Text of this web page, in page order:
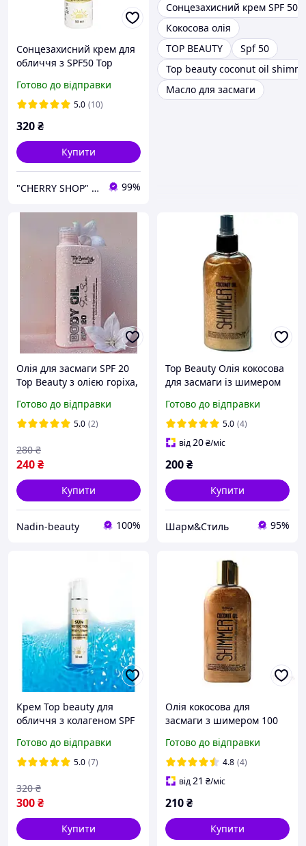
Сонцезахисний крем для
обличчя з SPF50 Top
Готово до відправки
5.0 (10)
320₴
Купити
"CHERRY SHOP" Косметика, жіночий одяг та аксесуари 99%
Сонцезахисний крем SPF 50
Кокосова олія
TOP BEAUTY
Spf 50
Top beauty coconut oil
Масло для засмаги
Олія для засмаги SPF 20
Top Beauty з олією горіха,
Готово до відправки
5.0 (2)
240₴
280 ₴
Купити
Nadin-beauty 100%
Top Beauty Олія кокосова
для засмаги із шимером
SPF15 (100ml)
Готово до відправки
5.0 (4)
від20₴/міс
200₴
Купити
Шарм&Стиль 95%
Крем Top beauty для
обличчя з колагеном SPF
Готово до відправки
5.0 (7)
300₴
320 ₴
Купити
Олія кокосова для
засмаги з шимером 100
Готово до відправки
4.8 (4)
від21 ₴/міс
210₴
Купити